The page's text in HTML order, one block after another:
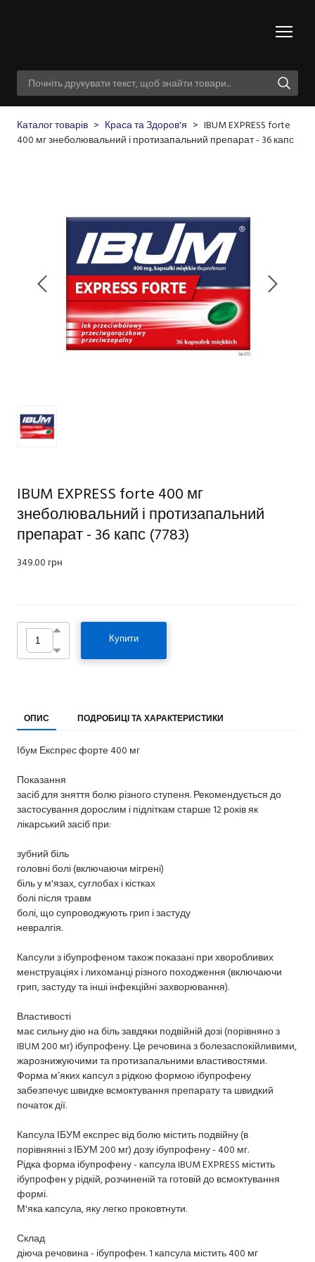
Каталог товарів Краса та Здоров'я
IBUM EXPRESS forte
400 мг знеболювальний і протизапальний препарат - 36 капс
IBUM EXPRESS forte 400 мг
знеболювальний і протизапальний
препарат - 36 капс (7783)
349.00 грн
Купити
ОПИС ПОДРОБИЦІ ТА ХАРАКТЕРИСТИКИ
Ібум Експрес форте 400 мг
Показання
засіб для зняття болю різного ступеня. Рекомендується до
застосування дорослим і підліткам старше 12 років як
лікарський засіб при:
зубний біль
головні болі (включаючи мігрені)
біль у м'язах, суглобах і кістках
болі після травм
болі, що супроводжують грип і застуду
невралгія.
Капсули з ібупрофеном також показані при хворобливих
менструаціях і лихоманці різного походження (включаючи
грип, застуду та інші інфекційні захворювання).
Властивості
має сильну дію на біль завдяки подвійній дозі (порівняно з
IBUM 200 мг) ібупрофену. Це речовина з болезаспокійливими,
жарознижуючими та протизапальними властивостями.
Форма м’яких капсул з рідкою формою ібупрофену
забезпечує швидке всмоктування препарату та швидкий
початок дії.
Капсула ІБУМ експрес від болю містить подвійну (в
порівнянні з ІБУМ 200 мг) дозу ібупрофену - 400 мг.
Рідка форма ібупрофену - капсула IBUM EXPRESS містить
ібупрофен у рідкій, розчиненій та готовій до всмоктування
формі.
М'яка капсула, яку легко проковтнути.
Склад
діюча речовина - ібупрофен. 1 капсула містить 400 мг